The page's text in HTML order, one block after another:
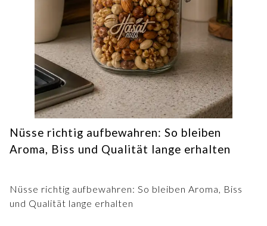
Nüsse richtig aufbewahren: So bleiben
Aroma, Biss und Qualität lange erhalten
Nüsse richtig aufbewahren: So bleiben Aroma, Biss
und Qualität lange erhalten